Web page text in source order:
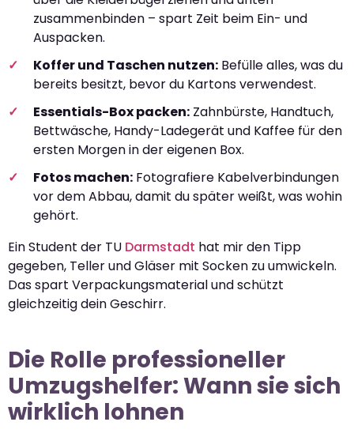
zusammenbinden – spart Zeit beim Ein- und
Auspacken.
Koffer und Taschen nutzen: Befülle alles, was du
bereits besitzt, bevor du Kartons verwendest.
Essentials-Box packen: Zahnbürste, Handtuch,
Bettwäsche, Handy-Ladegerät und Kaffee für den
ersten Morgen in der eigenen Box.
Fotos machen: Fotografiere Kabelverbindungen
vor dem Abbau, damit du später weißt, was wohin
gehört.
Ein Student der TU Darmstadt hat mir den Tipp
gegeben, Teller und Gläser mit Socken zu umwickeln.
Das spart Verpackungsmaterial und schützt
gleichzeitig dein Geschirr.
Die Rolle professioneller
Umzugshelfer: Wann sie sich
wirklich lohnen